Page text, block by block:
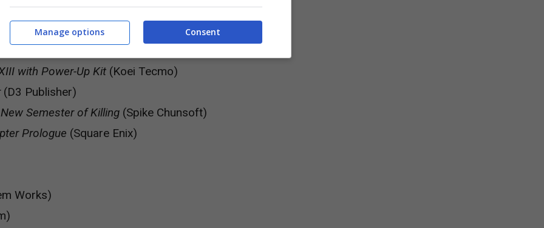
Moon
with Power-Up Kit (Koei Tecmo)
(D3 Publisher)
Semester of Killing (Spike Chunsoft)
Prologue (Square Enix)
Works)
Consent
Manage options